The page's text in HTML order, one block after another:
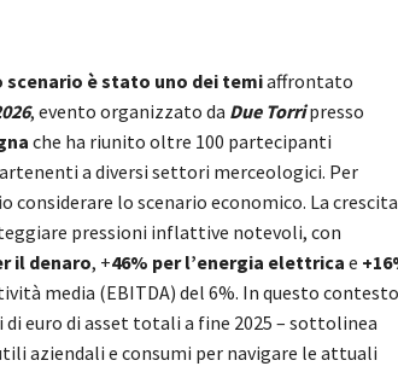
scenario è stato uno dei temiaffrontato
, evento organizzato da Due Torripresso
che ha riunito oltre 100 partecipanti
a diversi settori merceologici. Per
considerare lo scenario economico. La crescita
pressioni inflattive notevoli, con
il denaro, +46% per l’energia elettrica e
media (EBITDA) del 6%. In questo
euro di asset totali a fine 2025 – sottolinea
aziendali e consumi per navigare le attuali